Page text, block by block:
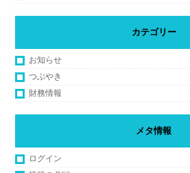
カテゴリー
お知らせ
つぶやき
財務情報
メタ情報
ログイン